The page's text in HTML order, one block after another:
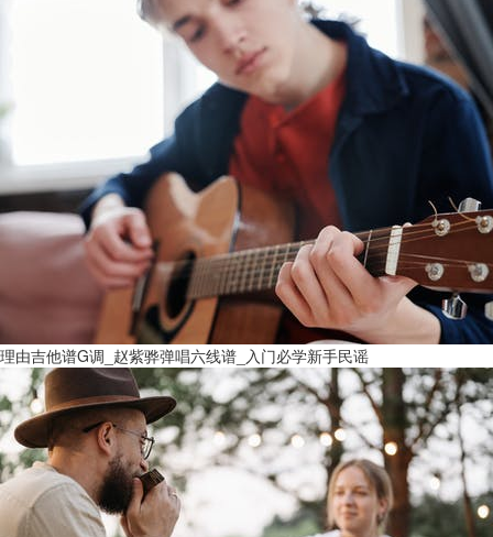
理由吉他谱G调_赵紫骅弹唱六线谱_入门必学新手民谣